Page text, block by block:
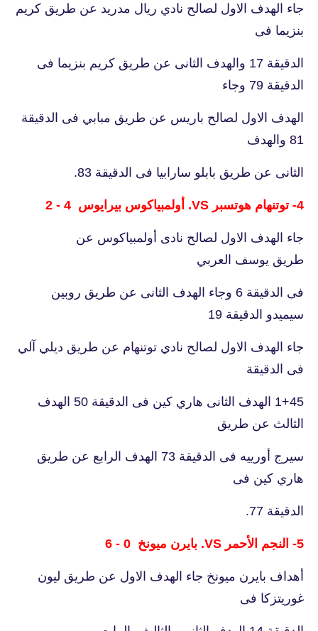
جاء الهدف الاول لصالح نادي ريال مدريد عن طريق كريم
بنزيما فى
الدقيقة 17 والهدف الثانى عن طريق كريم بنزيما فى
الدقيقة 79 وجاء
الهدف الاول لصالح باريس عن طريق مبابي فى الدقيقة
81 والهدف
الثانى عن طريق بابلو سارابيا فى الدقيقة 83.
4- توتنهام هوتسبر VS. أولمبياكوس بيرايوس 4 - 2
جاء الهدف الاول لصالح نادى أولمبياكوس عن
طريق يوسف العربي
فى الدقيقة 6 وجاء الهدف الثانى عن طريق روبين
سيميدو الدقيقة 19
جاء الهدف الاول لصالح نادي توتنهام عن طريق ديلي آلي
فى الدقيقة
1+45 الهدف الثانى هاري كين فى الدقيقة 50 الهدف
الثالث عن طريق
سيرج أورييه فى الدقيقة 73 الهدف الرابع عن طريق
هاري كين فى
الدقيقة 77.
5- النجم الأحمر VS. بايرن ميونخ 0 - 6
أهداف بايرن ميونخ جاء الهدف الاول عن طريق ليون
غوريتزكا فى